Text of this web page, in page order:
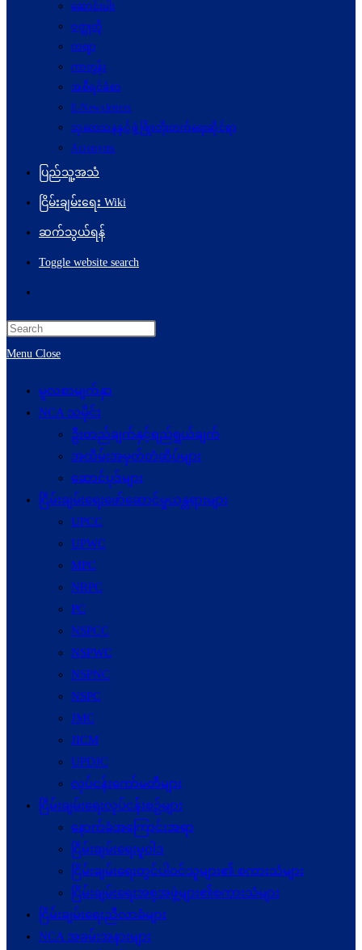
ဆောင်းပါး
ဝတ္ထုတို
ကဗျာ
ကာတွန်း
အစီရင်ခံစာ
E-Newsletters
သုတေသနနှင့်ဖွံ့ဖြိုးတိုးတက်ရေးဆိုင်ရာ
Acronyms
ပြည်သူ့အသံ
ငြိမ်းချမ်းရေး Wiki
ဆက်သွယ်ရန်
Toggle website search
Menu Close
မူလစာမျက်နှာ
NCA သမိုင်း
ဦးတည်ချက်နှင့်ရည်ရွယ်ချက်
အထိမ်းအမှတ်တံဆိပ်များ
ဆောင်ပုဒ်များ
ငြိမ်းချမ်းရေးဖော်‌ဆောင်မှုယန္တရားများ
UPCC
UPWC
MPC
NRPC
PC
NSPCC
NSPWC
NSPNC
NSPC
JMC
JICM
UPDJC
လုပ်ငန်းကော်မတီများ
ငြိမ်းချမ်းရေးလုပ်ငန်းစဉ်များ
နောက်ခံအကြောင်းအရာ
ငြိမ်းချမ်းရေးမူဝါဒ
ငြိမ်းချမ်းရေးတွင်ပါဝင်သူများ၏ စကားသံများ
ငြိမ်းချမ်းရေးအစုအဖွဲ့များ၏စကားသံများ
ငြိမ်းချမ်းရေးညီလာခံများ
NCA အခမ်းအနားများ